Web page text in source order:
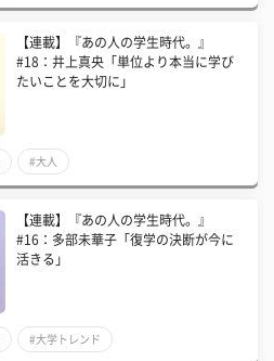
【連載】『あの人の学生時代。』
#18：井上真央「単位より本当に学び
たいことを大切に」
#大人
​【連載】『あの人の学生時代。』
#16：多部未華子「復学の決断が今に
活きる」
#大学トレンド